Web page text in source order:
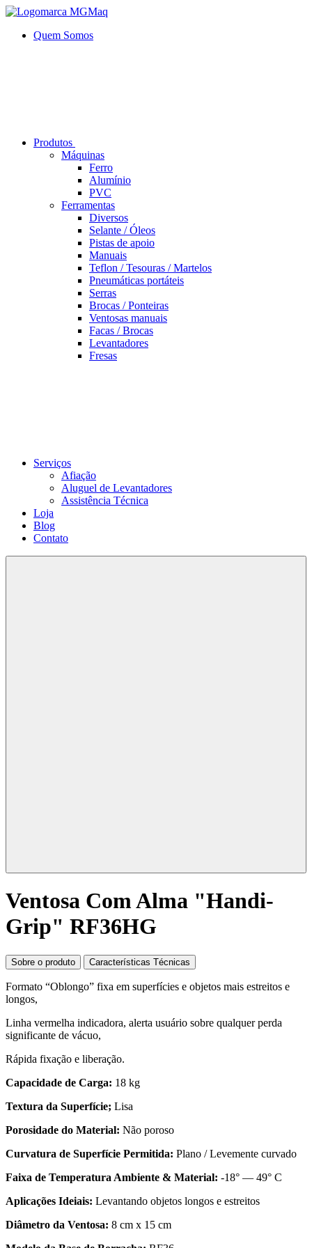
Quem Somos
Produtos
Máquinas
Ferro
Alumí­nio
PVC
Ferramentas
Diversos
Selante / Óleos
Pistas de apoio
Manuais
Teflon / Tesouras / Martelos
Pneumáticas portáteis
Serras
Brocas / Ponteiras
Ventosas manuais
Facas / Brocas
Levantadores
Fresas
Serviços
Afiação
Aluguel de Levantadores
Assistência Técnica
Loja
Blog
Contato
Ventosa Com Alma "Handi-
Grip" RF36HG
Sobre o produto Características Técnicas
Formato “Oblongo” fixa em superfícies e objetos mais estreitos e
longos,
Linha vermelha indicadora, alerta usuário sobre qualquer perda
significante de vácuo,
Rápida fixação e liberação.
Capacidade de Carga: 18 kg
Textura da Superfície; Lisa
Porosidade do Material: Não poroso
Curvatura de Superfície Permitida: Plano / Levemente curvado
Faixa de Temperatura Ambiente & Material: -18° — 49° C
Aplicações Ideiais: Levantando objetos longos e estreitos
Diâmetro da Ventosa: 8 cm x 15 cm